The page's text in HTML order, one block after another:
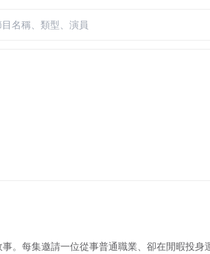
事。每集邀請一位從事普通職業、卻在閒暇投